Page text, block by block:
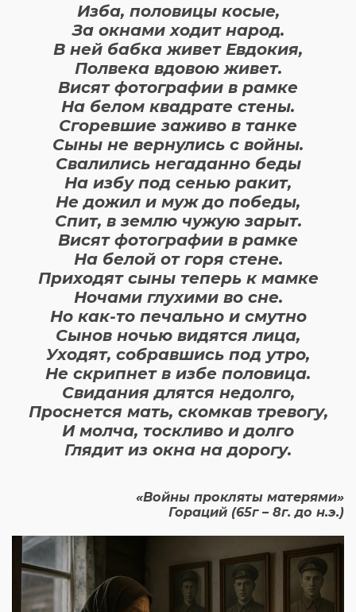
Изба, половицы косые,
За окнами ходит народ.
В ней бабка живет Евдокия,
Полвека вдовою живет.
Висят фотографии в рамке
На белом квадрате стены.
Сгоревшие заживо в танке
Сыны не вернулись с войны.
Свалились негаданно беды
На избу под сенью ракит,
Не дожил и муж до победы,
Спит, в землю чужую зарыт.
Висят фотографии в рамке
На белой от горя стене.
Приходят сыны теперь к мамке
Ночами глухими во сне.
Но как-то печально и смутно
Сынов ночью видятся лица,
Уходят, собравшись под утро,
Не скрипнет в избе половица.
Свидания длятся недолго,
Проснется мать, скомкав тревогу,
И молча, тоскливо и долго
Глядит из окна на дорогу.
«Войны прокляты матерями»
Гораций (65г – 8г. до н.э.)